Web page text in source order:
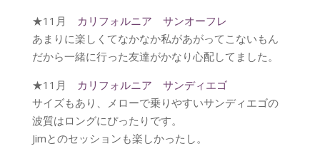
★11月
カリフォルニア サンオーフレ
あまりに楽しくてなかなか私があがってこないもん
だから一緒に行った友達がかなり心配してました。
★11月
カリフォルニア サンディエゴ
サイズもあり、メローで乗りやすいサンディエゴの
波質はロングにぴったりです。
Jimとのセッションも楽しかったし。